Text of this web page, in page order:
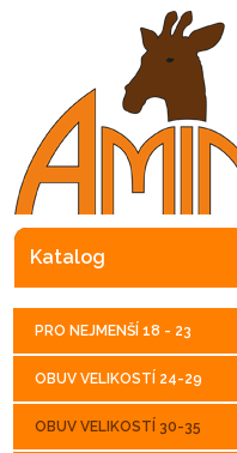
katalog
PRO NEJMENŠÍ 18 - 23
OBUV VELIKOSTÍ 24-29
OBUV VELIKOSTÍ 30-35